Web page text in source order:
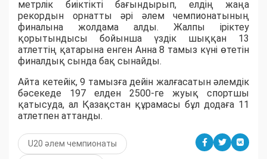
метрлік биіктікті бағындырып, елдің жаңа
рекордын орнатты әрі әлем чемпионатының
финалына жолдама алды. Жалпы іріктеу
қорытындысы бойынша үздік шыққан 13
атлеттің қатарына енген Анна 8 тамыз күні өтетін
финалдық сында бақ сынайды.
Айта кетейік, 9 тамызға дейін жалғасатын әлемдік
бәсекеде 197 елден 2500-ге жуық спортшы
қатысуда, ал Қазақстан құрамасы бұл додаға 11
атлетпен аттанды.
U20 әлем чемпионаты